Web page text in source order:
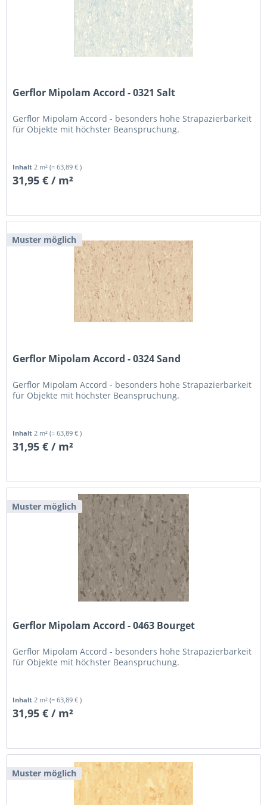
Gerflor Mipolam Accord - 0321 Salt
Gerflor Mipolam Accord - besonders hohe Strapazierbarkeit
für Objekte mit höchster Beanspruchung.
Inhalt 2 m²(= 63,89 € )
31,95 € / m²
Muster möglich
Gerflor Mipolam Accord - 0324 Sand
Gerflor Mipolam Accord - besonders hohe Strapazierbarkeit
für Objekte mit höchster Beanspruchung.
Inhalt2 m²(= 63,89 € )
31,95 € / m²
Muster möglich
Gerflor Mipolam Accord - 0463 Bourget
Gerflor Mipolam Accord - besonders hohe Strapazierbarkeit
für Objekte mit höchster Beanspruchung.
Inhalt2 m²(= 63,89 € )
31,95 € / m²
Muster möglich